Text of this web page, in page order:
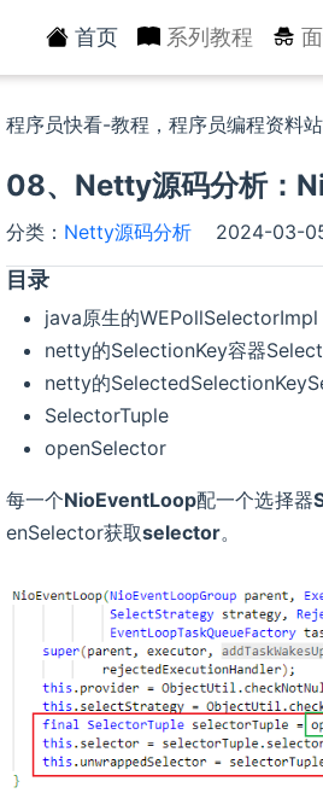
首页 系列教程
程序员快看-教程，程序员编程资料站
08、Netty源码分析：
分类： Netty源码分析 2024-03-
目录
java原生的WEPollSelectorImpl
netty的SelectionKey容器
netty的
SelectorTuple
openSelector
每一个NioEventLoop配一个选择器
enSelector获取selector。